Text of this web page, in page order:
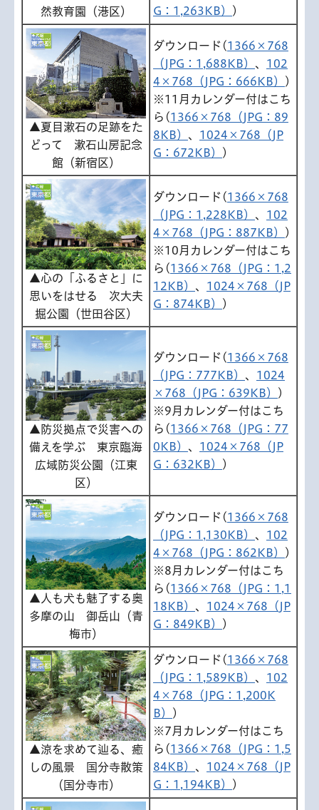
然教育園（港区）
G：1,263KB）
)
▲夏目漱石の足跡をた
どって 漱石山房記念
館（新宿区）
ダウンロード(1366×768
（JPG：1,688KB） 、 102
4×768（JPG：666KB）
)
※11月カレンダー付はこち
ら(1366×768（JPG：89
8KB） 、 1024×768（JP
G：672KB）
)
▲心の「ふるさと」に
思いをはせる 次大夫
掘公園（世田谷区）
ダウンロード(1366×768
（JPG：1,228KB） 、 102
4×768（JPG：887KB）
)
※10月カレンダー付はこち
ら(1366×768（JPG：1,2
12KB） 、 1024×768（JP
G：874KB）
)
▲防災拠点で災害への
備えを学ぶ 東京臨海
広域防災公園（江東
区）
ダウンロード(1366×768
（JPG：777KB） 、 1024
×768（JPG：639KB）
)
※9月カレンダー付はこち
ら(1366×768（JPG：77
0KB） 、 1024×768（JP
G：632KB）
)
▲人も犬も魅了する奥
多摩の山 御岳山（青
梅市）
ダウンロード(1366×768
（JPG：1,130KB） 、 102
4×768（JPG：862KB）
)
※8月カレンダー付はこち
ら(1366×768（JPG：1,1
18KB） 、 1024×768（JP
G：849KB）
)
▲涼を求めて辿る、癒
しの風景 国分寺散策
（国分寺市）
ダウンロード(1366×768
（JPG：1,589KB） 、 102
4×768（JPG：1,200K
B）
)
※7月カレンダー付はこち
ら(1366×768（JPG：1,5
84KB） 、 1024×768（JP
G：1,194KB）
)